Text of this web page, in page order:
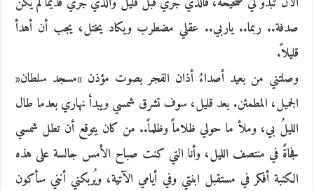
صدفة.. ربما.. ياربي.. عقلي مضطرب ويكاد يختل، يجب أن أهدأ
قليلاً.
وصلتني من بعيد أصداءُ أذان الفجر بصوت مؤذن »مسجد سلطان«
الجميل، المطمئن. بعد قليل، سوف تشرق شمسي ويبدأ نهاري بعدما طال
الليلُ بي، وملأ ما حولي ظلاماً وظلماً.. من كان يتوقع أن تطل شمسي
فجاةً في منتصف الليل، وأنا التي كنت صباح الأمس جالسة على هذه
الكنبة أفكر في مستقبل ابنتي وفي أيامي الآتية، ويُربكني أنني سأكون